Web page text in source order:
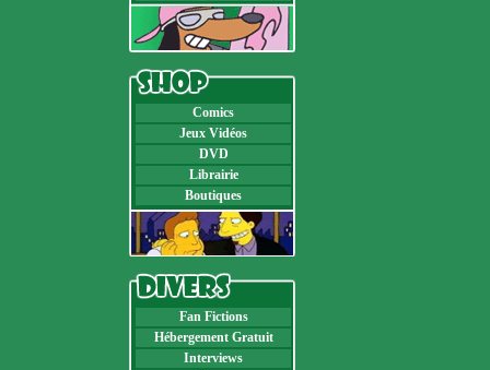
Comics
Jeux Vidéos
DVD
Librairie
Boutiques
Fan Fictions
Hébergement Gratuit
Interviews